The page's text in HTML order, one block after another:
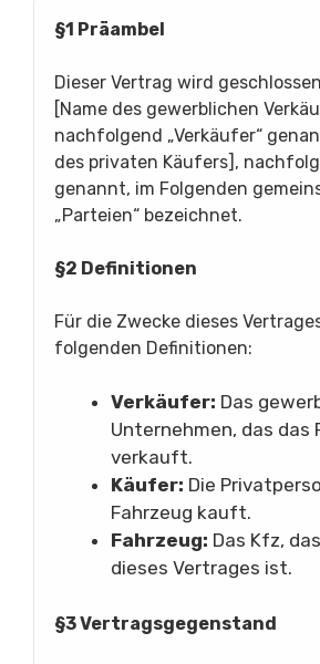
§1 Präambel
Dieser Vertrag wird
[Name des gewerblichen
nachfolgend „Verkäufer“
des privaten Käufers],
genannt, im Folgenden
„Parteien“ bezeichnet.
§2 Definitionen
Für die Zwecke dieses
folgenden Definitionen:
Verkäufer: Das
Unternehmen, das das
verkauft.
Käufer: Die
Fahrzeug kauft.
Fahrzeug: Das Kfz,
dieses Vertrages ist.
§3 Vertragsgegenstand